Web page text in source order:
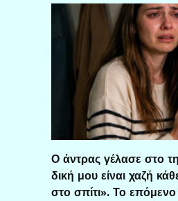
Ο άντρας γέλασε στο
δική μου είναι χαζή
στο σπίτι». Το